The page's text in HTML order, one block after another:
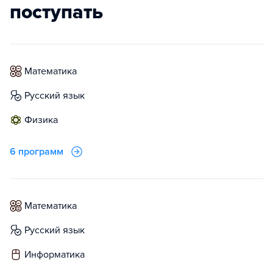
поступать
математика
русский язык
физика
6 программ
математика
русский язык
информатика